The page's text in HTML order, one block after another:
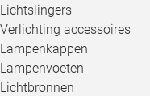
Lichtslingers
Verlichting accessoires
Lampenkappen
Lampenvoeten
Lichtbronnen